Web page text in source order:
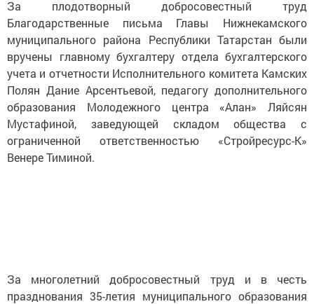
За плодотворный добросовестный труд
Благодарственные письма Главы Нижнекамского
муниципального района Республики Татарстан были
вручены главному бухгалтеру отдела бухгалтерского
учета и отчетности Исполнительного комитета Камских
Полян Дание Арсентьевой, педагогу дополнительного
образования Молодежного центра «Алан» Ляйсян
Мустафиной, заведующей складом общества с
ограниченной ответственностью «Стройресурс-К»
ВенереТиминой.
За многолетний добросовестный труд и в честь
празднования 35-летия муниципального образования